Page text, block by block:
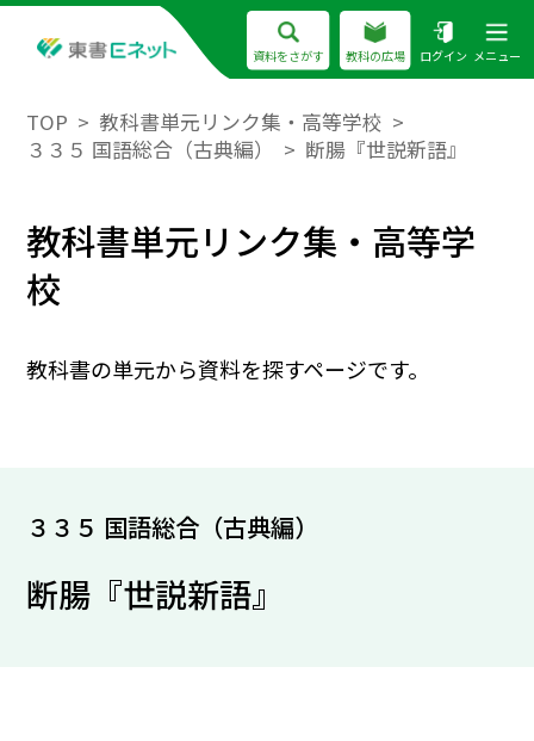
資料をさがす 教科の広場 ログイン メニュー
TOP
教科書単元リンク集・高等学校
３３５ 国語総合（古典編）
断腸『世説新語』
教科書単元リンク集・高等学
校
教科書の単元から資料を探すページです。
３３５ 国語総合（古典編）
断腸『世説新語』